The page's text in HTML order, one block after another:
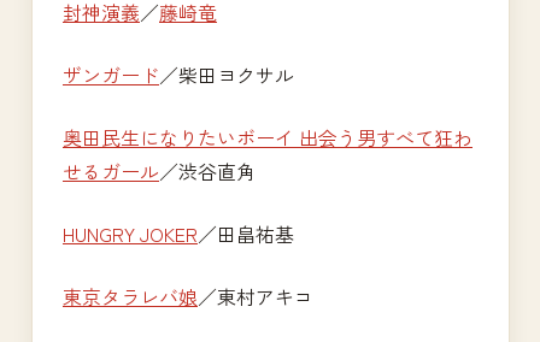
封神演義／藤崎竜
ザンガード／柴田ヨクサル
奥田民生になりたいボーイ 出会う男すべて狂わ
せるガール／渋谷直角
HUNGRY JOKER／田畠祐基
東京タラレバ娘／東村アキコ